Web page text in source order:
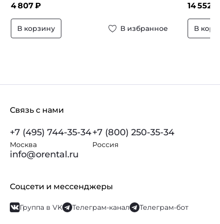
4 807₽
В корзину В избранное
14 552
В
Связь с нами
+7 (495) 744-35-34
Москва
+7 (800) 250-35-34
Россия
info@orental.ru
Соцсети и мессенджеры
Группа в VK Телеграм-канал Телеграм-бот